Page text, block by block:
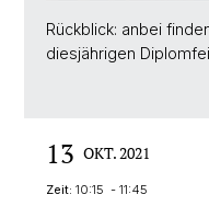
Rückblick: anbei
diesjährigen
13 OKT. 2021
Zeit: 10:15 - 11:45